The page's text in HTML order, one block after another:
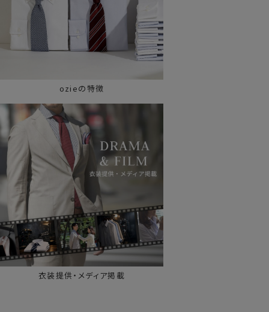
ozieの特徴
衣装提供・メディア掲載